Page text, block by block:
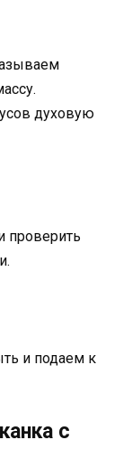
духовую
проверить
и подаем к
с